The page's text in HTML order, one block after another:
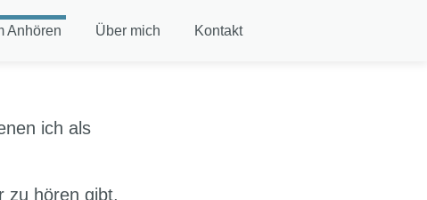
Anhören Über mich Kontakt
ich als
zu hören gibt,